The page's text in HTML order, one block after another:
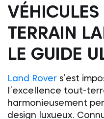
TERRAIN
LE GUIDE
Land Rover s’est
l’excellence tout-
harmonieusement
design luxueux.